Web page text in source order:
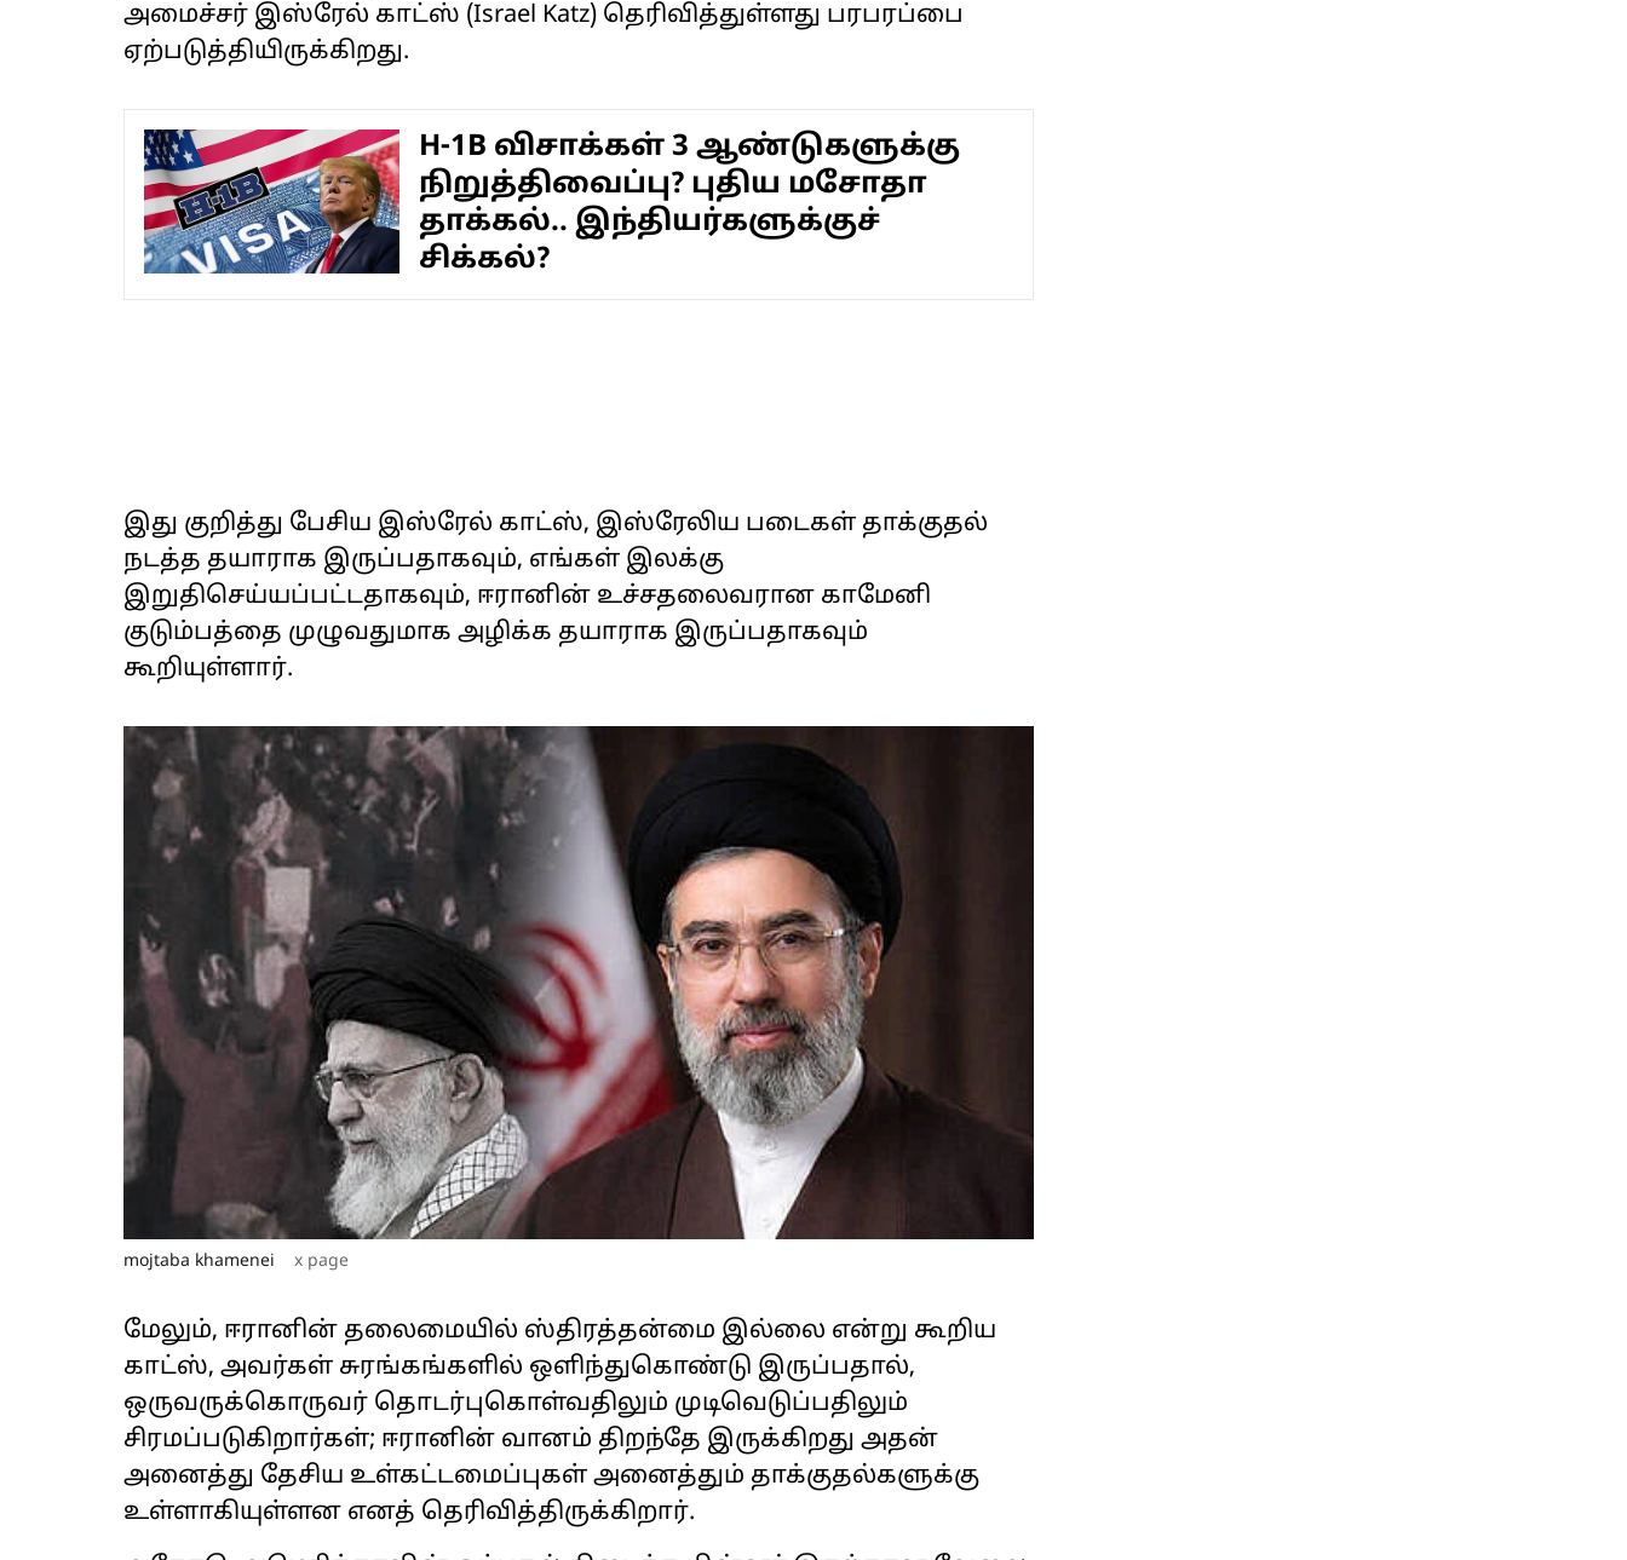
அமைச்சர் இஸ்ரேல் காட்ஸ் (Israel Katz) தெரிவித்துள்ளது பரபரப்பை
ஏற்படுத்தியிருக்கிறது.
H-1B விசாக்கள் 3 ஆண்டுகளுக்கு
நிறுத்திவைப்பு? புதிய மசோதா
தாக்கல்.. இந்தியர்களுக்குச்
சிக்கல்?
இது குறித்து பேசிய இஸ்ரேல் காட்ஸ், இஸ்ரேலிய படைகள் தாக்குதல்
நடத்த தயாராக இருப்பதாகவும், எங்கள் இலக்கு
இறுதிசெய்யப்பட்டதாகவும், ஈரானின் உச்சதலைவரான காமேனி
குடும்பத்தை முழுவதுமாக அழிக்க தயாராக இருப்பதாகவும்
கூறியுள்ளார்.
mojtaba khamenei x page
மேலும், ஈரானின் தலைமையில் ஸ்திரத்தன்மை இல்லை என்று கூறிய
காட்ஸ், அவர்கள் சுரங்கங்களில் ஒளிந்துகொண்டு இருப்பதால்,
ஒருவருக்கொருவர் தொடர்புகொள்வதிலும் முடிவெடுப்பதிலும்
சிரமப்படுகிறார்கள்; ஈரானின் வானம் திறந்தே இருக்கிறது அதன்
அனைத்து தேசிய உள்கட்டமைப்புகள் அனைத்தும் தாக்குதல்களுக்கு
உள்ளாகியுள்ளன எனத் தெரிவித்திருக்கிறார்.